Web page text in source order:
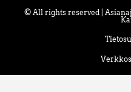
© All rights reserved |